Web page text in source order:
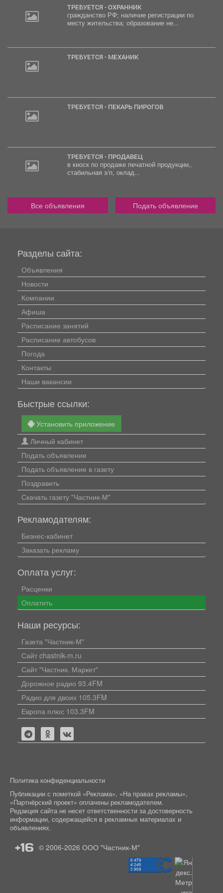
ТРЕБУЕТСЯ - ОХРАННИК
гражданство РФ; наличие регистрации по
месту жительства; образование не...
ТРЕБУЕТСЯ - МЕХАНИК
ТРЕБУЕТСЯ - ПЕКАРЬ ПИРОГОВ
ТРЕБУЕТСЯ - ПРОДАВЕЦ
в киоск по продаже печатной продукции,.
стабильная з/п, оклад...
Все объявления Подать объявление
Разделы сайта:
Объявления
Новости
Компании
Афиша
Расписание занятий
Расписание автобусов
Погода
Контакты
Наши вакансии
Быстрые ссылки:
Установить приложение
Личный кабинет
Подать объявление
Подать объявление в газету
Поздравить
Скачать газету "Частник-М"
Рекламодателям:
Бизнес-кабинет
Заказать рекламу
Оплата услуг:
Расценки
Оплатить
Наши ресурсы:
Газета "Частник-М"
Сайт chastnik-m.ru
Сайт "Частник. Маркет"
Дорожное радио 93.4FM
Радио для двоих 105.3FM
Европа плюс 103.3FM
Политика конфиденциальности
Публикации с пометкой «Реклама», «На правах рекламы»,
«Партнёрский проект» оплачены рекламодателем.
Редакция сайта не несет ответственности за достоверность
информации, содержащейся в рекламных материалах и
объявлениях.
+16 © 2006-2026 ООО "Частник-М"